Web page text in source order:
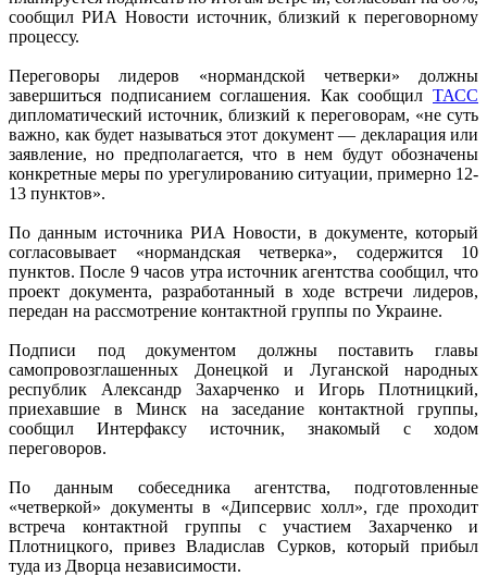
сообщил РИА Новости источник, близкий к переговорному
процессу.
Переговоры лидеров «нормандской четверки» должны
завершиться подписанием соглашения. Как сообщил ТАСС
дипломатический источник, близкий к переговорам, «не суть
важно, как будет называться этот документ — декларация или
заявление, но предполагается, что в нем будут обозначены
конкретные меры по урегулированию ситуации, примерно 12-
13 пунктов».
По данным источника РИА Новости, в документе, который
согласовывает «нормандская четверка», содержится 10
пунктов. После 9 часов утра источник агентства сообщил, что
проект документа, разработанный в ходе встречи лидеров,
передан на рассмотрение контактной группы по Украине.
Подписи под документом должны поставить главы
самопровозглашенных Донецкой и Луганской народных
республик Александр Захарченко и Игорь Плотницкий,
приехавшие в Минск на заседание контактной группы,
сообщил Интерфаксу источник, знакомый с ходом
переговоров.
По данным собеседника агентства, подготовленные
«четверкой» документы в «Дипсервис холл», где проходит
встреча контактной группы с участием Захарченко и
Плотницкого, привез Владислав Сурков, который прибыл
туда из Дворца независимости.